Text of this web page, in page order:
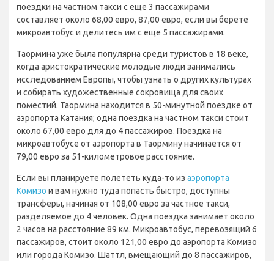
поездки на частном такси с еще 3 пассажирами
составляет около 68,00 евро, 87,00 евро, если вы берете
микроавтобус и делитесь им с еще 5 пассажирами.
Таормина уже была популярна среди туристов в 18 веке,
когда аристократические молодые люди занимались
исследованием Европы, чтобы узнать о других культурах
и собирать художественные сокровища для своих
поместий. Таормина находится в 50-минутной поездке от
аэропорта Катания; одна поездка на частном такси стоит
около 67,00 евро для до 4 пассажиров. Поездка на
микроавтобусе от аэропорта в Таормину начинается от
79,00 евро за 51-километровое расстояние.
Если вы планируете полететь куда-то из аэропорта
Комизо и вам нужно туда попасть быстро, доступны
трансферы, начиная от 108,00 евро за частное такси,
разделяемое до 4 человек. Одна поездка занимает около
2 часов на расстояние 89 км. Микроавтобус, перевозящий 6
пассажиров, стоит около 121,00 евро до аэропорта Комизо
или города Комизо. Шаттл, вмещающий до 8 пассажиров,